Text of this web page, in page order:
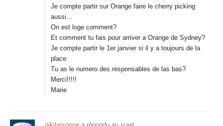
Je compte partir sur Orange faire le cherry picking
aussi…
On est loge comment?
Et comment tu fais pour arriver a Orange de Sydney?
Je compte partir le 1er janvier si il y a toujours de la
place
Tu as le numero des responsables de las bas?
Merci!!!!!
Marie